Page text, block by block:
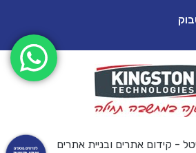
- קידום אתרים ובניית אתרים